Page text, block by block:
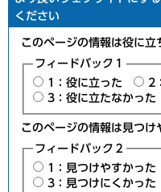
ください
このページの情報は役に立
フィードバック１
1：役に立った
2
3：役に立たなかった
このページの情報は見つけ
フィードバック２
1：見つけやすかった
3：見つけにくかった